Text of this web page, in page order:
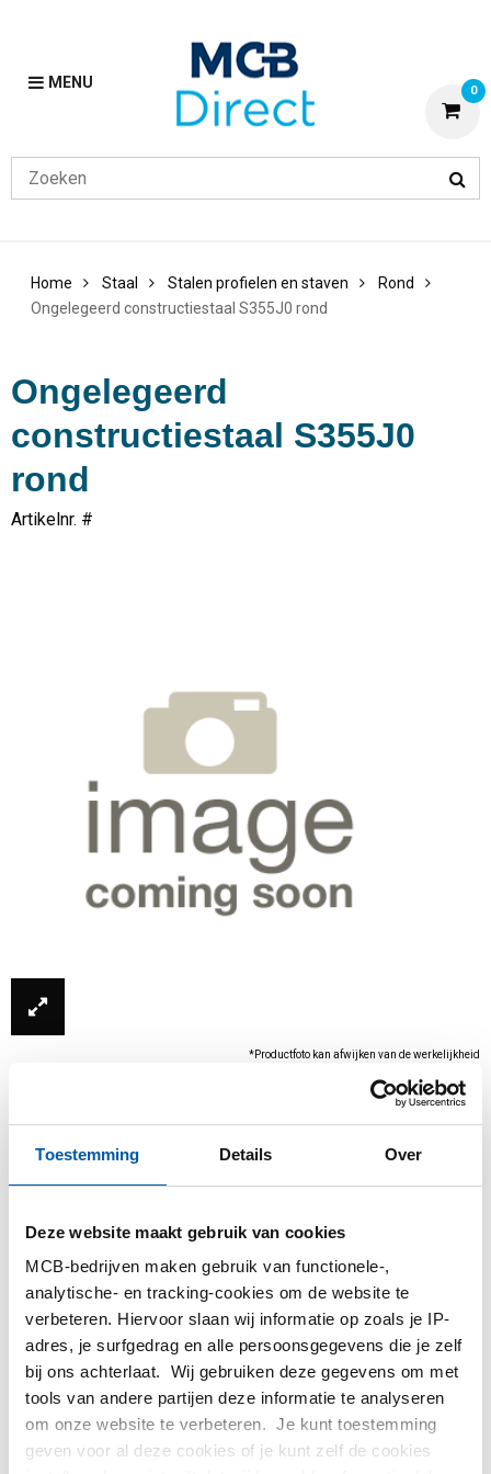
Toestemming Details Over
Deze website maakt gebruik van cookies
MCB-bedrijven maken gebruik van functionele-,
analytische- en tracking-cookies om de website te
verbeteren. Hiervoor slaan wij informatie op zoals je IP-
adres, je surfgedrag en alle persoonsgegevens die je zelf
bij ons achterlaat. Wij gebruiken deze gegevens om met
tools van andere partijen deze informatie te analyseren
om onze website te verbeteren. Je kunt toestemming
geven voor al deze cookies of je kunt zelf de cookies
MENU 0
Home Staal Stalen profielen en staven
Rond
Ongelegeerd constructiestaal S355J0 rond
Ongelegeerd
constructiestaal S355J0
rond
Artikelnr. #
*Productfoto kan afwijken van de werkelijkheid
Dit product kan niet online besteld worden, voor
meer informatie kunt u afdeling Verkoop
contacteren.
Bestel met uw eigen artikelnummers